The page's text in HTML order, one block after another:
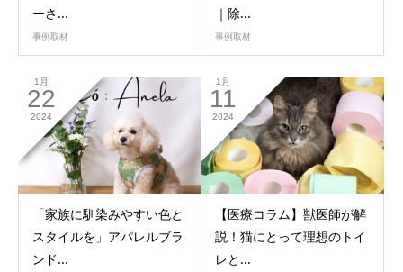
ーさ...
事例取材
｜除...
事例取材
1月
22
2024
「家族に馴染みやすい色と
スタイルを」アパレルブラ
ンド...
1月
11
2024
【医療コラム】獣医師が解
説！猫にとって理想のトイ
レと...